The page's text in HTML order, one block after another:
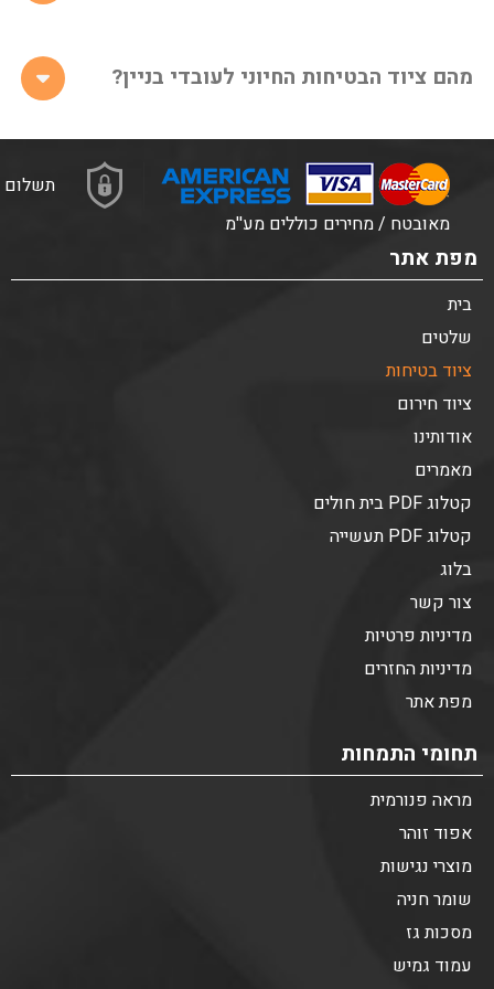
מהם ציוד הבטיחות החיוני לעובדי בניין?
תשלום
מאובטח / מחירים כוללים מע''מ
מפת אתר
בית
שלטים
ציוד בטיחות
ציוד חירום
אודותינו
מאמרים
קטלוג PDF בית חולים
קטלוג PDF תעשייה
בלוג
צור קשר
מדיניות פרטיות
מדיניות החזרים
מפת אתר
תחומי התמחות
מראה פנורמית
אפוד זוהר
מוצרי נגישות
שומר חניה
מסכות גז
עמוד גמיש